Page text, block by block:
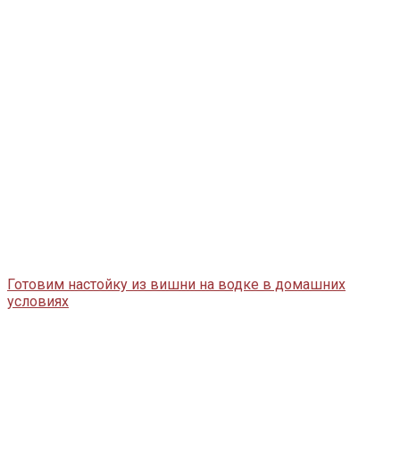
Готовим настойку из вишни на водке в домашних
условиях